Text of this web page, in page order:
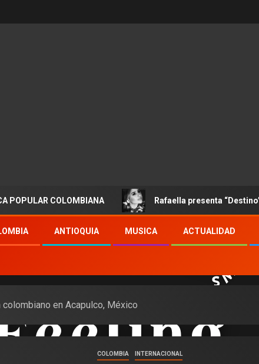
COLOMBIANA Rafaella presenta “Destino”
ANTIOQUIA MUSICA ACTUALIDAD
en Acapulco, México
COLOMBIA INTERNACIONAL